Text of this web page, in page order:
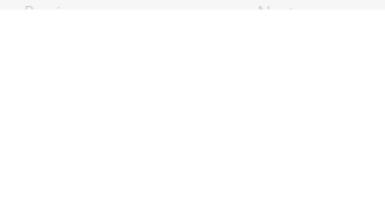
Previous Next